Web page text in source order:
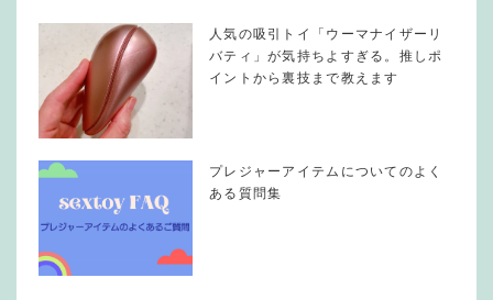
人気の吸引トイ「ウーマナイザーリ
バティ」が気持ちよすぎる。推しポ
イントから裏技まで教えます
プレジャーアイテムについてのよく
ある質問集